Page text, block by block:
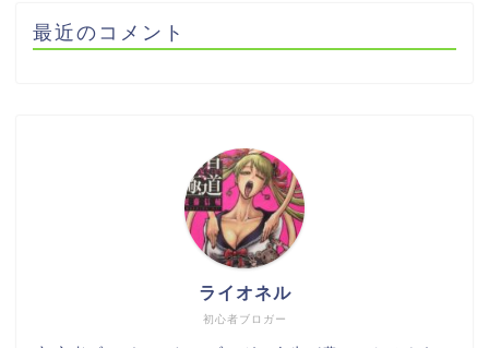
最近のコメント
初心者ブロガー
ライオネル